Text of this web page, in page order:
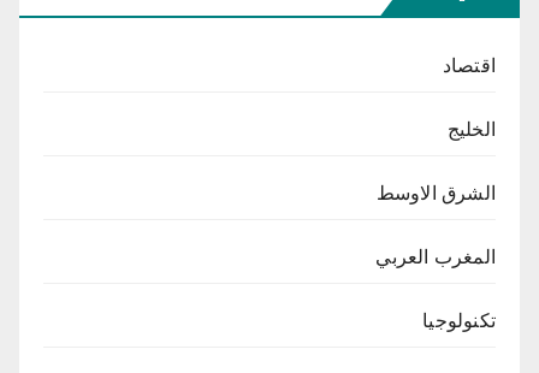
اقتصاد
الخليج
الشرق الاوسط
المغرب العربي
تكنولوجيا